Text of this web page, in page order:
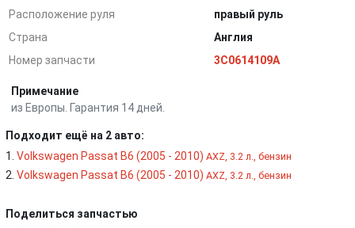
Расположение руля
правый руль
Страна
Англия
Номер запчасти
3C0614109A
Примечание
из Европы. Гарантия 14 дней.
Подходит ещё на 2 авто:
Volkswagen Passat B6 (2005 - 2010) AXZ, 3.2 л., бензин
Volkswagen Passat B6 (2005 - 2010) AXZ, 3.2 л., бензин
Поделиться запчастью